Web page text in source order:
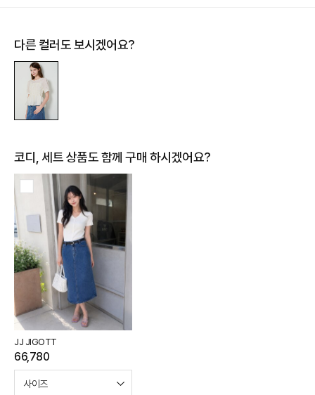
e포인트 (보유 : 0P)
바바캐시 1% 할인
제주 도서산간 지역
배송 가능 지역
다른 컬러도 보시겠어요?
코디, 세트 상품도 함께 구매 하시겠어요?
JJ JIGOTT
66,780